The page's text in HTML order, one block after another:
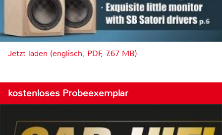
Jetzt laden (englisch, PDF, 7.67 MB)
kostenloses Probeexemplar